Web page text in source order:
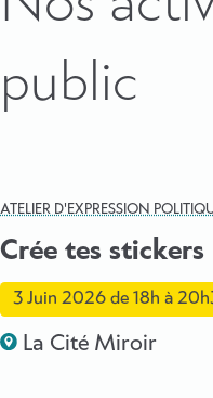
public
ATELIER D'EXPRESSION
Crée tes
3 Juin 2026 de 18h à
La Cité Miroir